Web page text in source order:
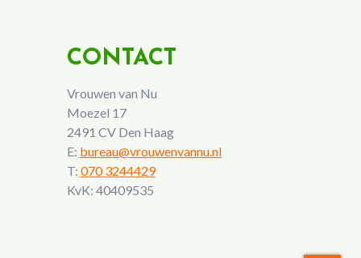
CONTACT
Vrouwen van Nu
Moezel 17
2491 CV Den Haag
E: bureau@vrouwenvannu.nl
T: 070 3244429
KvK: 40409535